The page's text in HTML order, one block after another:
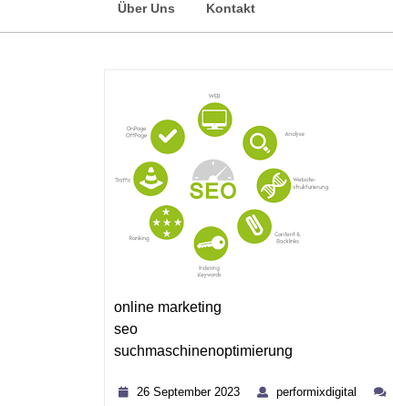
Über Uns Kontakt
online marketing
seo
suchmaschinenoptimierung
26 September 2023 performixdigital